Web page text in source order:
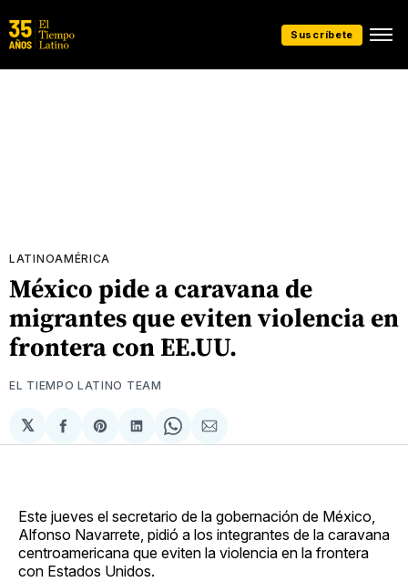
Suscríbete
LATINOAMÉRICA
México pide a caravana de
migrantes que eviten violencia en
frontera con EE.UU.
EL TIEMPO LATINO TEAM
𝕏
Compartir
en
Share
on
Compartir
en
Share
on
Compartir
via
Este jueves el secretario de la gobernación de México,
Alfonso Navarrete, pidió a los integrantes de la caravana
centroamericana que eviten la violencia en la frontera
con Estados Unidos.